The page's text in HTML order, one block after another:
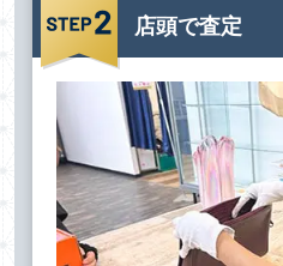
店頭で査定